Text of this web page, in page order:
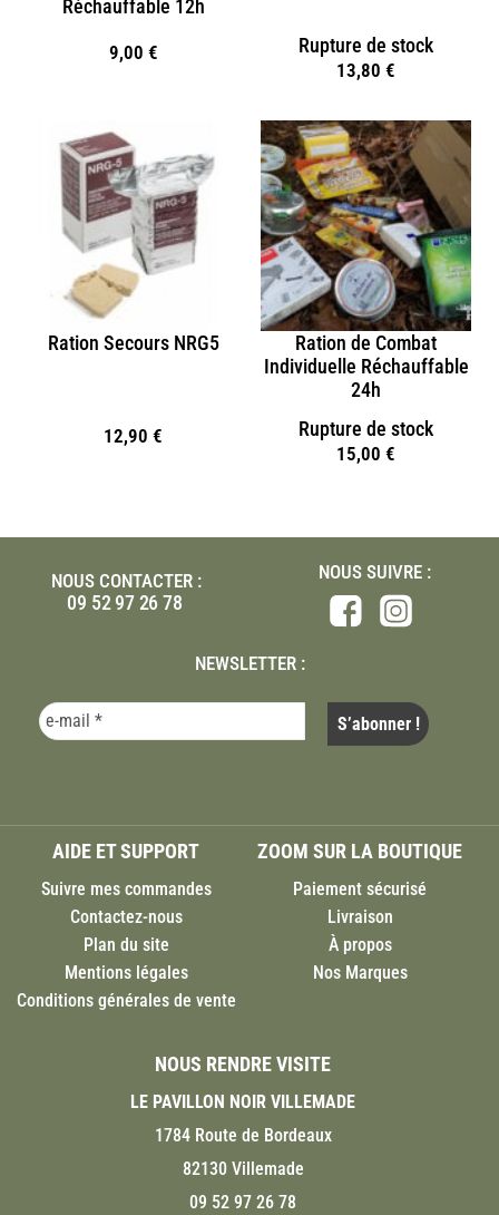
Réchauffable 12h
9,00 € Rupture de stock
13,80 €
Ration Secours NRG5
12,90 €
Ration de Combat
Individuelle Réchauffable
24h
Rupture de stock
15,00 €
NOUS CONTACTER :
09 52 97 26 78
NOUS SUIVRE :
NEWSLETTER :
AIDE ET SUPPORT
Suivre mes commandes
Contactez-nous
Plan du site
Mentions légales
Conditions générales de vente
ZOOM SUR LA BOUTIQUE
Paiement sécurisé
Livraison
À propos
Nos Marques
NOUS RENDRE VISITE
LE PAVILLON NOIR VILLEMADE
1784 Route de Bordeaux
82130 Villemade
09 52 97 26 78